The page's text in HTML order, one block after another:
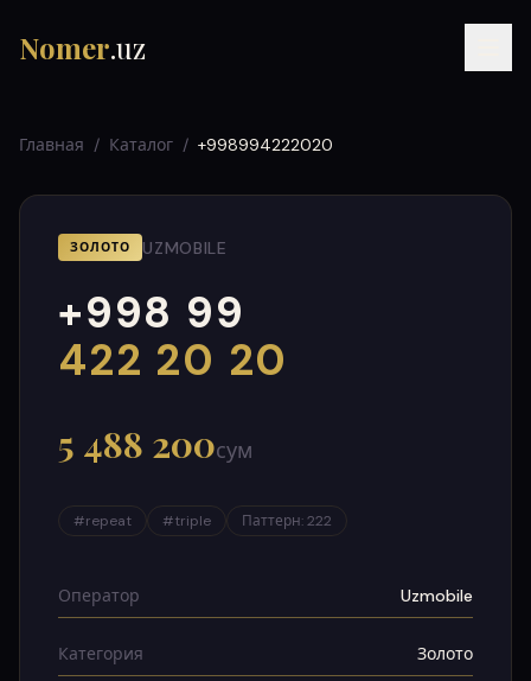
Nomer.uz
UZ УЗ
Главная / Каталог / +998994222020
ЗОЛОТО UZMOBILE
+998 99
422 20 20
000
999
5 488 200сум
#repeat #triple Паттерн:222
Оператор Uzmobile
Категория Золото